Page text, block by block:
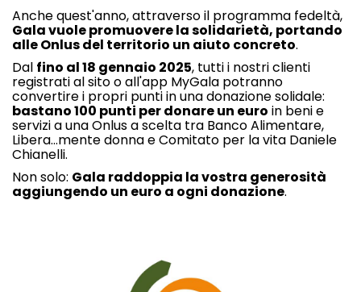
Anche quest'anno, attraverso il programma fedeltà,
Gala vuole promuovere la solidarietà, portando
alle Onlus del territorio un aiuto concreto.
Dal fino al 18 gennaio 2025, tutti i nostri clienti
registrati al sito o all'app MyGala potranno
convertire i propri punti in una donazione solidale:
bastano 100 punti per donare un euro in beni e
servizi a una Onlus a scelta tra Banco Alimentare,
Libera...mente donna e Comitato per la vita Daniele
Chianelli.
Non solo: Gala raddoppia la vostra generosità
aggiungendo un euro a ogni donazione.